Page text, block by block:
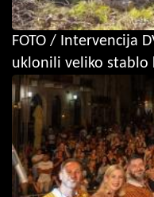
FOTO / Intervencija
uklonili veliko stablo